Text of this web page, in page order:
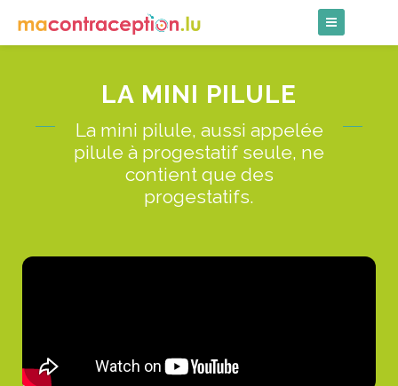
content
LA MINI PILULE
La mini pilule, aussi appelée
pilule à progestatif seule, ne
contient que des
progestatifs.